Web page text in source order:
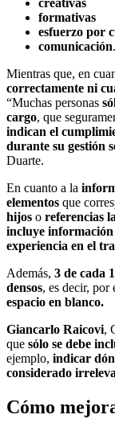
creativas
formativas
esfuerzo por
comunicación.
Mientras que, en
correctamente ni
“Muchas personas
cargo, que
indican el
durante su gestión
Duarte.
En cuanto a la
elementos que
hijos o referencias
incluye información
experiencia en el
Además, 3 de cada
densos, es decir, por
espacio en blanco.
Giancarlo Raicovi,
que sólo se debe
ejemplo, indicar
considerado
Cómo